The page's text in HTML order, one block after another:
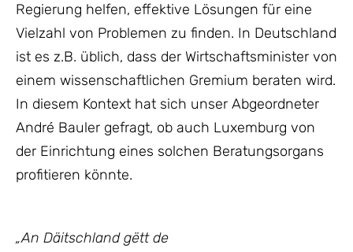
Regierung helfen, effektive Lösungen für eine
Vielzahl von Problemen zu finden. In Deutschland
ist es z.B. üblich, dass der Wirtschaftsminister von
einem wissenschaftlichen Gremium beraten wird.
In diesem Kontext hat sich unser Abgeordneter
André Bauler gefragt, ob auch Luxemburg von
der Einrichtung eines solchen Beratungsorgans
profitieren könnte.
„An Däitschland gëtt de